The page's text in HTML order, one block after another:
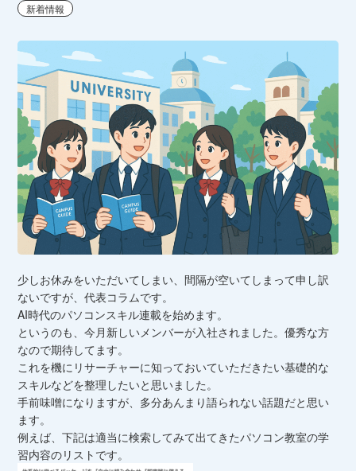
新着情報
少しお休みをいただいてしまい、間隔が空いてしまって申し訳
ないですが、代表コラムです。
AI時代のパソコンスキル連載を始めます。
というのも、今月新しいメンバーが入社されました。優秀な方
なので期待してます。
これを機にリサーチャーに知っておいていただきたい基礎的な
スキルなどを整理したいと思いました。
手前味噌になりますが、多分あんまり語られない話題だと思い
ます。
例えば、下記は適当に検索してみて出てきたパソコン教室の学
習内容のリストです。